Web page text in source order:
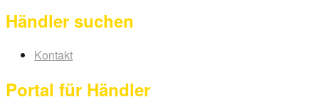
Händler suchen
Kontakt
Portal für Händler